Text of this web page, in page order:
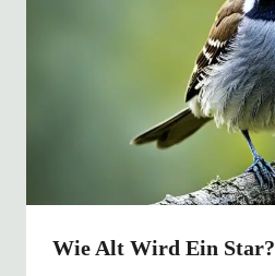
Wie Alt Wird Ein Star?